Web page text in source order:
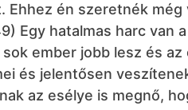
Ehhez én szeretnék
Egy hatalmas harc van
ember jobb lesz és
és jelentősen
az esélye is megnő,